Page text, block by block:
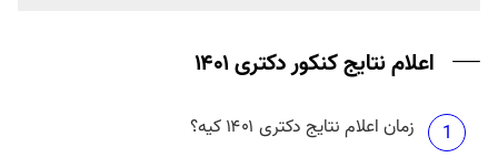
اعلام نتایج کنکور دکتری ۱۴۰۱
1 زمان اعلام نتایج دکتری ۱۴۰۱ کیه؟